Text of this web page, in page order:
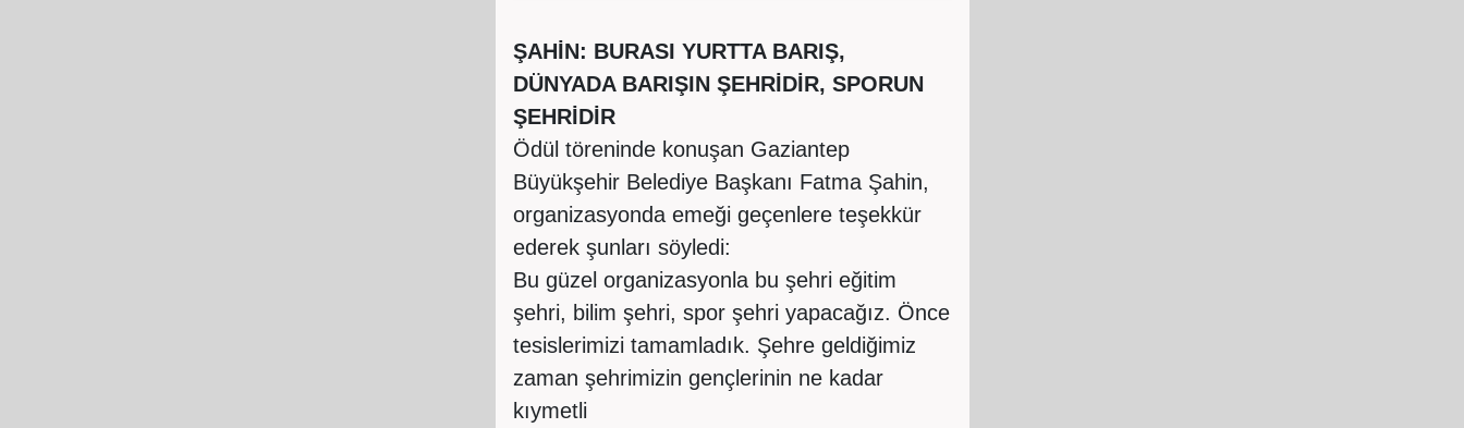
ŞAHİN: BURASI YURTTA BARIŞ,
DÜNYADA BARIŞIN ŞEHRİDİR, SPORUN
ŞEHRİDİR
Ödül töreninde konuşan Gaziantep
Büyükşehir Belediye Başkanı Fatma Şahin,
organizasyonda emeği geçenlere teşekkür
ederek şunları söyledi:
Bu güzel organizasyonla bu şehri eğitim
şehri, bilim şehri, spor şehri yapacağız. Önce
tesislerimizi tamamladık. Şehre geldiğimiz
zaman şehrimizin gençlerinin ne kadar
kıymetli